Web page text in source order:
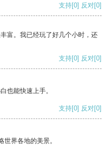
支持[0] 反对[0]
富。我已经玩了好几个小时，还
支持[0] 反对[0]
也能快速上手。
支持[0] 反对[0]
界各地的美景。